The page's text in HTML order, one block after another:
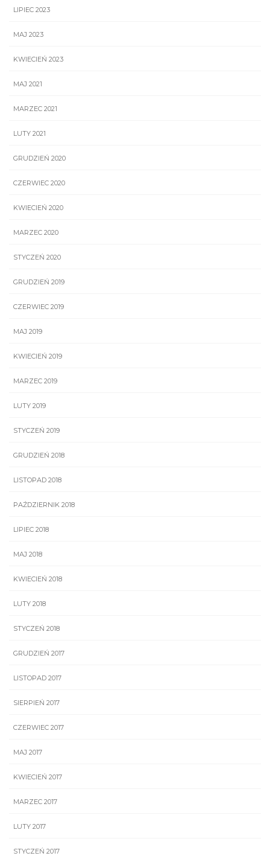
LIPIEC 2023
MAJ 2023
KWIECIEŃ 2023
MAJ 2021
MARZEC 2021
LUTY 2021
GRUDZIEŃ 2020
CZERWIEC 2020
KWIECIEŃ 2020
MARZEC 2020
STYCZEŃ 2020
GRUDZIEŃ 2019
CZERWIEC 2019
MAJ 2019
KWIECIEŃ 2019
MARZEC 2019
LUTY 2019
STYCZEŃ 2019
GRUDZIEŃ 2018
LISTOPAD 2018
PAŹDZIERNIK 2018
LIPIEC 2018
MAJ 2018
KWIECIEŃ 2018
LUTY 2018
STYCZEŃ 2018
GRUDZIEŃ 2017
LISTOPAD 2017
SIERPIEŃ 2017
CZERWIEC 2017
MAJ 2017
KWIECIEŃ 2017
MARZEC 2017
LUTY 2017
STYCZEŃ 2017